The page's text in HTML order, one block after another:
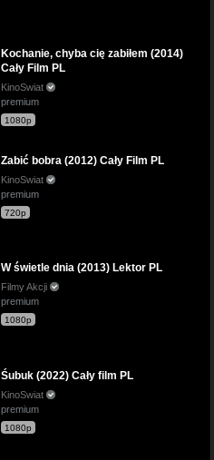
Kochanie, chyba cię zabiłem (2014)
Cały Film PL
KinoSwiat
premium
1080p
Zabić bobra (2012) Cały Film PL
KinoSwiat
premium
720p
W świetle dnia (2013) Lektor PL
Filmy Akcji
premium
1080p
Śubuk (2022) Cały film PL
KinoSwiat
premium
1080p